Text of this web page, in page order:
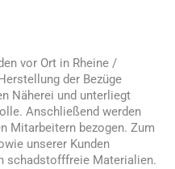
vor Ort in Rheine /
der Bezüge
Näherei und unterliegt
Anschließend werden
Mitarbeitern bezogen. Zum
unserer Kunden
schadstofffreie Materialien.